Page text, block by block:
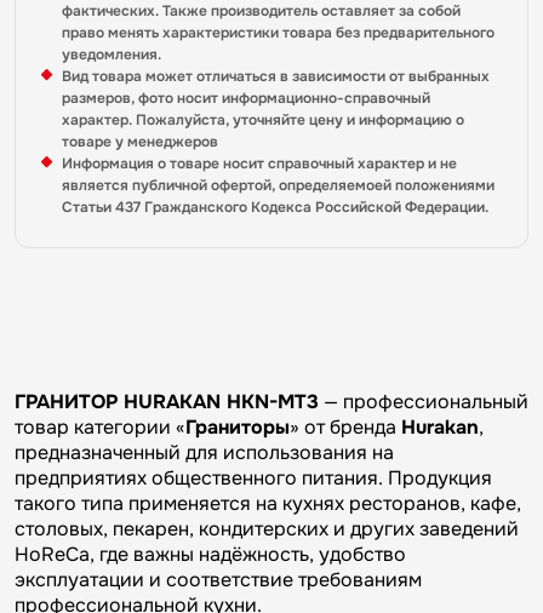
фактических. Также производитель оставляет за собой
право менять характеристики товара без предварительного
уведомления.
Вид товара может отличаться в зависимости от выбранных
размеров, фото носит информационно-справочный
характер. Пожалуйста, уточняйте цену и информацию о
товаре у менеджеров
Информация о товаре носит справочный характер и не
является публичной офертой, определяемоей положениями
Статьи 437 Гражданского Кодекса Российской Федерации.
ГРАНИТОР HURAKAN HKN-MT3 — профессиональный
товар категории «Граниторы» от бренда Hurakan,
предназначенный для использования на
предприятиях общественного питания. Продукция
такого типа применяется на кухнях ресторанов, кафе,
столовых, пекарен, кондитерских и других заведений
HoReCa, где важны надёжность, удобство
эксплуатации и соответствие требованиям
профессиональной кухни.